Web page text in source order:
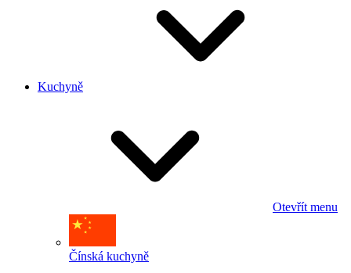
Kuchyně
Otevřít menu
Čínská kuchyně